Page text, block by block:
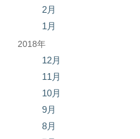
2月
1月
2018年
12月
11月
10月
9月
8月